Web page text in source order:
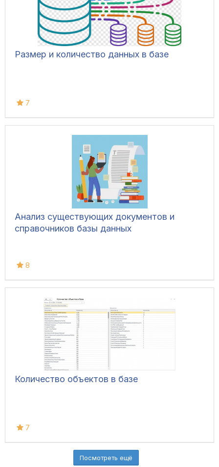
Размер и количество данных в базе
7
Анализ существующих документов и
справочников базы данных
8
Количество объектов в базе
7
Посмотреть ещё